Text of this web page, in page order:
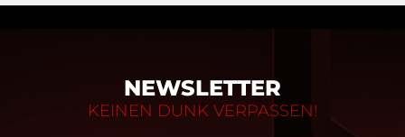
NEWSLETTER
KEINEN DUNK VERPASSEN!